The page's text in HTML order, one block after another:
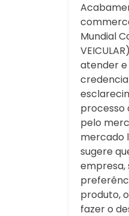
Mundial
atender e
processo
pelo
mercado
sugere
empresa,
produto,
fazer o